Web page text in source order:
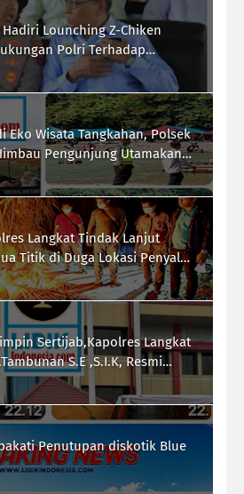
Lounching Z-Chiken
Polri Terhadap
Masyarakat
Eko Wisata Tangkahan, Polsek
Pengunjung Utamakan
Langkat Tindak Lanjut
Titik di Duga Lokasi Penyalah
Desa Bubun di Musnahkan
Sertijab,Kapolres Langkat
S.E ,S.I.K, Resmi
Penutupan diskotik Blue